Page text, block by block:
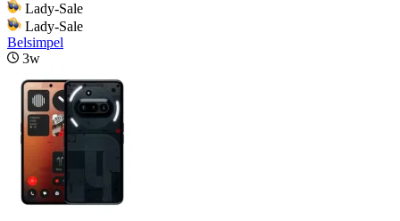
Lady-Sale
Lady-Sale
Belsimpel
3w